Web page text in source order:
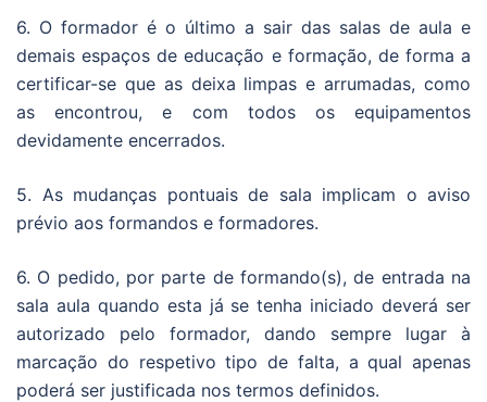
6. O formador é o último a sair das salas de aula e
demais espaços de educação e formação, de forma a
certificar-se que as deixa limpas e arrumadas, como
as encontrou, e com todos os equipamentos
devidamente encerrados.
5. As mudanças pontuais de sala implicam o aviso
prévio aos formandos e formadores.
6. O pedido, por parte de formando(s), de entrada na
sala aula quando esta já se tenha iniciado deverá ser
autorizado pelo formador, dando sempre lugar à
marcação do respetivo tipo de falta, a qual apenas
poderá ser justificada nos termos definidos.